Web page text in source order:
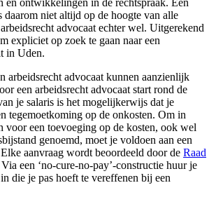
daarom niet altijd op de hoogte van alle
advocaat echter wel. Uitgerekend
expliciet op zoek te gaan naar een
in Uden.
arbeidsrecht advocaat kunnen aanzienlijk
een arbeidsrecht advocaat start rond de
je salaris is het mogelijkerwijs dat je
tegemoetkoming op de onkosten. Om in
voor een toevoeging op de kosten, ook wel
genoemd, moet je voldoen aan een
aanvraag wordt beoordeeld door de Raad
Via een ‘no-cure-no-pay’-constructie huur je
die je pas hoeft te vereffenen bij een